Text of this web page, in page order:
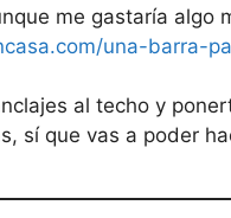
me gastaría algo
una-barra-
al techo y
sí que vas a poder